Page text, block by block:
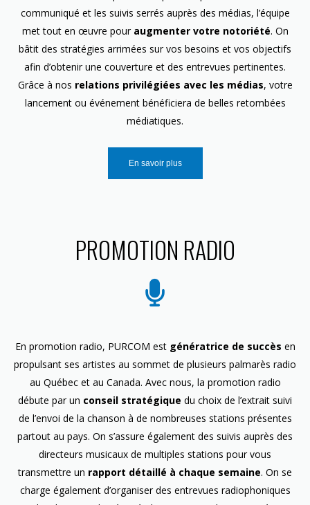
communiqué et les suivis serrés auprès des médias, l’équipe
met tout en œuvre pour augmenter votre notoriété. On
bâtit des stratégies arrimées sur vos besoins et vos objectifs
afin d’obtenir une couverture et des entrevues pertinentes.
Grâce à nos relations privilégiées avec les médias, votre
lancement ou événement bénéficiera de belles retombées
médiatiques.
En savoir plus
PROMOTION RADIO
En promotion radio, PURCOM est génératrice de succès en
propulsant ses artistes au sommet de plusieurs palmarès radio
au Québec et au Canada. Avec nous, la promotion radio
débute par un conseil stratégique du choix de l’extrait suivi
de l’envoi de la chanson à de nombreuses stations présentes
partout au pays. On s’assure également des suivis auprès des
directeurs musicaux de multiples stations pour vous
transmettre un rapport détaillé à chaque semaine. On se
charge également d’organiser des entrevues radiophoniques